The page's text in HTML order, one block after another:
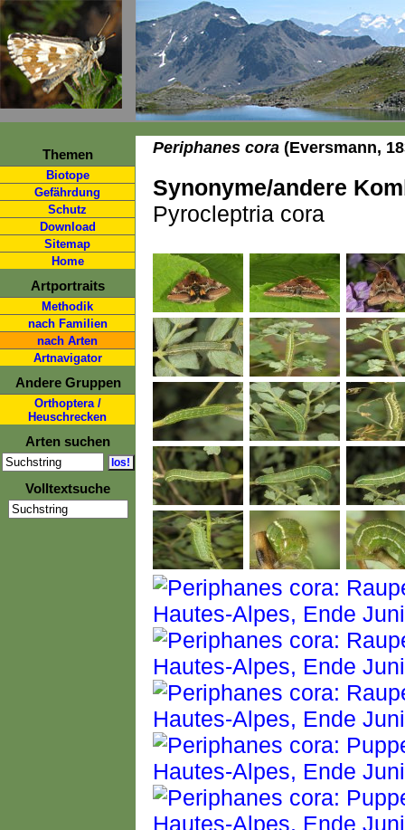
Themen
Biotope
Gefährdung
Schutz
Download
Sitemap
Home
Artportraits
Methodik
nach Familien
nach Arten
Artnavigator
Andere Gruppen
Orthoptera /
Heuschrecken
Arten suchen
Volltextsuche
Periphanes cora (Eversmann,
Synonyme/andere
Pyrocleptria cora